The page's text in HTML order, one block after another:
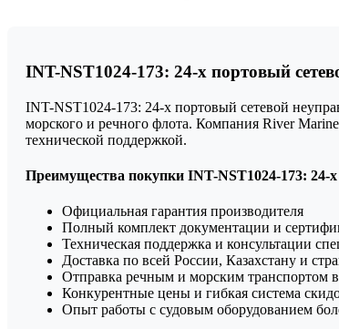
INT-NST1024-173: 24-х портовый
INT-NST1024-173: 24-х портовый сетевой
морского и речного флота. Компания River
технической поддержкой.
Преимущества покупки INT-NST1024-173:
Официальная гарантия производителя
Полный комплект документации и
Техническая поддержка и консультации
Доставка по всей России, Казахстану и
Отправка речным и морским транспортом
Конкурентные цены и гибкая система
Опыт работы с судовым оборудованием